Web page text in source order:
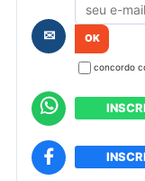
✉
concordo